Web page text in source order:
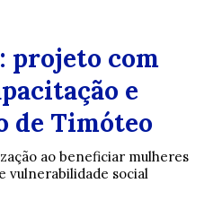
projeto com
e
de Timóteo
ao beneficiar mulheres
vulnerabilidade social